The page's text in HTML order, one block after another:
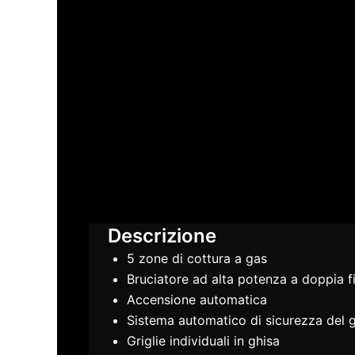
Descrizione
5 zone di cottura a gas
Bruciatore ad alta potenza a doppia
Accensione automatica
Sistema automatico di sicurezza del
Griglie individuali in ghisa